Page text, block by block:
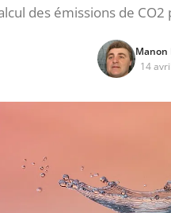
des émissions de
Manon
14